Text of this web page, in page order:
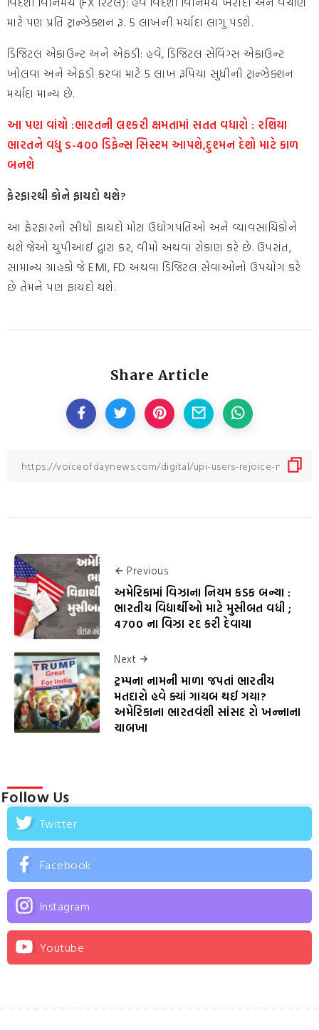
માટે પણ પ્રતિ ટ્રાન્ઝેક્શન રૂ. 5 લાખની મર્યાદા લાગુ પડશે.
ડિજિટલ એકાઉન્ટ અને એફડી: હવે, ડિજિટલ સેવિંગ્સ એકાઉન્ટ
ખોલવા અને એફડી કરવા માટે 5 લાખ રૂપિયા સુધીની ટ્રાન્ઝેક્શન
મર્યાદા માન્ય છે.
આ પણ વાંચો :ભારતની લશ્કરી ક્ષમતામાં સતત વધારો : રશિયા
ભારતને વધુ S-400 ડિફેન્સ સિસ્ટમ આપશે,દુશ્મન દેશો માટે કાળ
બનશે
ફેરફારથી કોને ફાયદો થશે?
આ ફેરફારનો સીધો ફાયદો મોટા ઉદ્યોગપતિઓ અને વ્યાવસાયિકોને
થશે જેઓ યુપીઆઈ દ્વારા કર, વીમો અથવા રોકાણ કરે છે. ઉપરાંત,
સામાન્ય ગ્રાહકો જે EMI, FD અથવા ડિજિટલ સેવાઓનો ઉપયોગ કરે
છે તેમને પણ ફાયદો થશે.
Share Article
Previous
અમેરિકામાં વિઝાના નિયમ કડક બન્યા :
ભારતીય વિદ્યાર્થીઓ માટે મુસીબત વધી ;
4700 ના વિઝા રદ કરી દેવાયા
Next
ટ્રમ્પના નામની માળા જપતાં ભારતીય
મતદારો હવે ક્યાં ગાયબ થઈ ગયા?
અમેરિકાના ભારતવંશી સાંસદ રો ખન્નાના
ચાબખા
Follow Us
Twitter
Facebook
Instagram
Youtube